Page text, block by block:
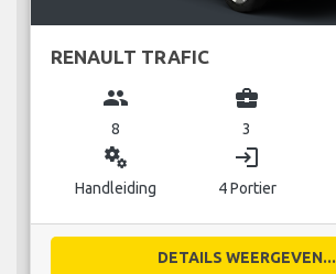
RENAULT TRAFIC
group
8
business_center
3
miscellaneous_services
Handleiding
login
4 Portier
DETAILS WEERGEVEN...